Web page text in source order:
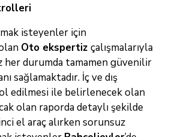
isteyenler için
Oto ekspertiz çalışmalarıyla
her durumda tamamen güvenilir
sağlamaktadır. İç ve dış
edilmesi ile belirlenecek olan
olan raporda detaylı şekilde
el araç alırken sorunsuz